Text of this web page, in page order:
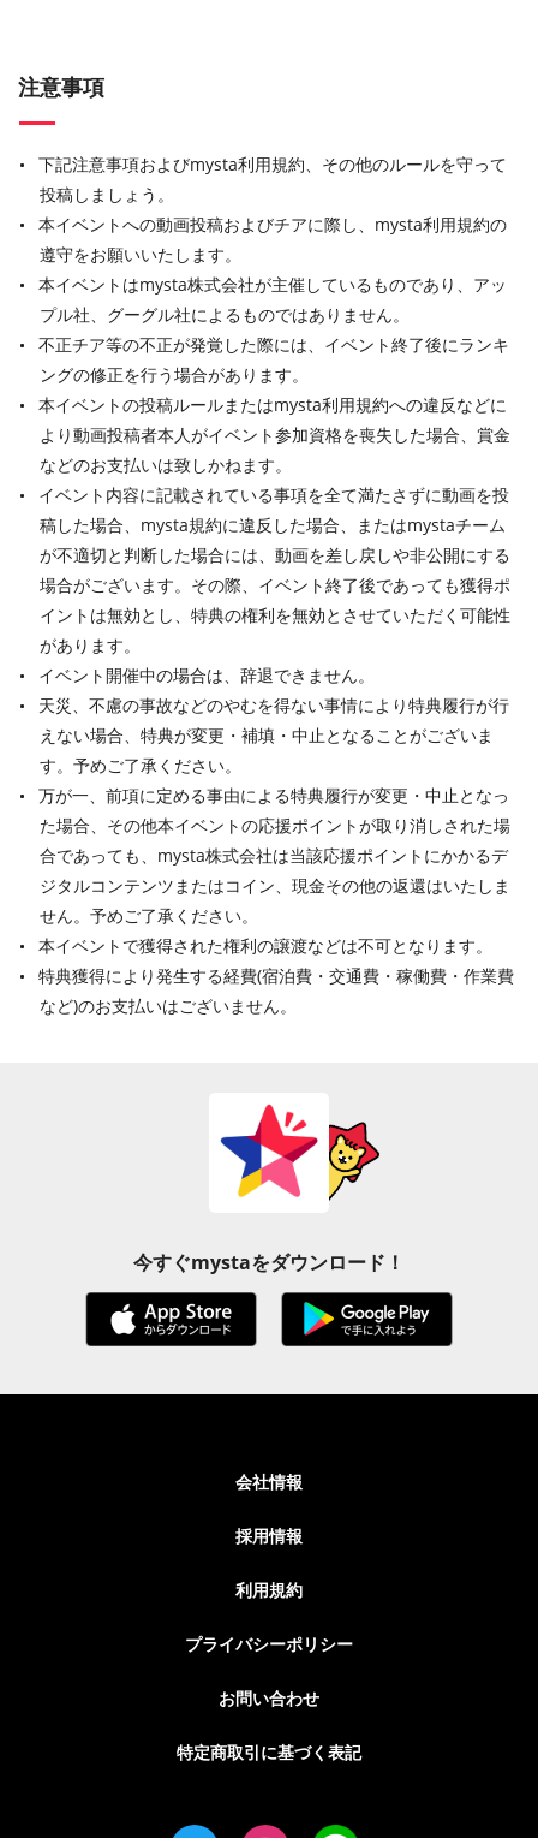
注意事項
下記注意事項およびmysta利用規約、その他のルールを守って
投稿しましょう。
本イベントへの動画投稿およびチアに際し、mysta利用規約の
遵守をお願いいたします。
本イベントはmysta株式会社が主催しているものであり、アッ
プル社、グーグル社によるものではありません。
不正チア等の不正が発覚した際には、イベント終了後にランキ
ングの修正を行う場合があります。
本イベントの投稿ルールまたはmysta利用規約への違反などに
より動画投稿者本人がイベント参加資格を喪失した場合、賞金
などのお支払いは致しかねます。
イベント内容に記載されている事項を全て満たさずに動画を投
稿した場合、mysta規約に違反した場合、またはmystaチーム
が不適切と判断した場合には、動画を差し戻しや非公開にする
場合がございます。その際、イベント終了後であっても獲得ポ
イントは無効とし、特典の権利を無効とさせていただく可能性
があります。
イベント開催中の場合は、辞退できません。
天災、不慮の事故などのやむを得ない事情により特典履行が行
えない場合、特典が変更・補填・中止となることがございま
す。予めご了承ください。
万が一、前項に定める事由による特典履行が変更・中止となっ
た場合、その他本イベントの応援ポイントが取り消しされた場
合であっても、mysta株式会社は当該応援ポイントにかかるデ
ジタルコンテンツまたはコイン、現金その他の返還はいたしま
せん。予めご了承ください。
本イベントで獲得された権利の譲渡などは不可となります。
特典獲得により発生する経費(宿泊費・交通費・稼働費・作業費
など)のお支払いはございません。
今すぐmystaをダウンロード！
会社情報
採用情報
利用規約
プライバシーポリシー
お問い合わせ
特定商取引に基づく表記